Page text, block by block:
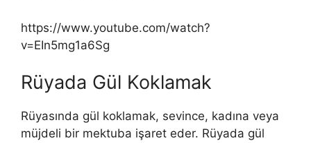
https://www.youtube.com/watch?
v=EIn5mg1a6Sg
Rüyada Gül Koklamak
Rüyasında gül koklamak, sevince, kadına veya
müjdeli bir mektuba işaret eder. Rüyada gül